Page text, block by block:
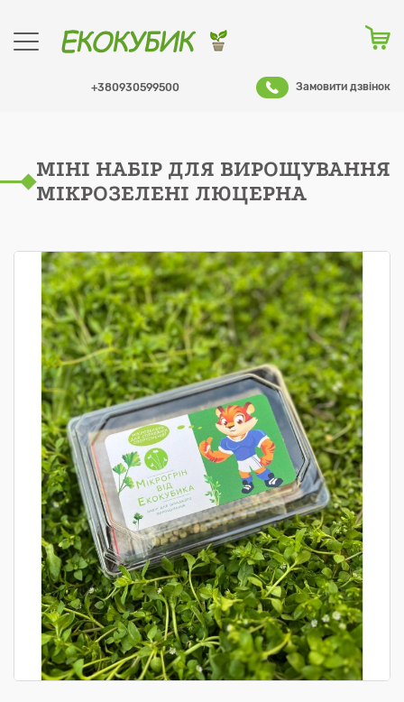
+380930599500 Замовити дзвінок
Оформити заказ
МІНІ НАБІР ДЛЯ ВИРОЩУВАННЯ
МІКРОЗЕЛЕНІ ЛЮЦЕРНА